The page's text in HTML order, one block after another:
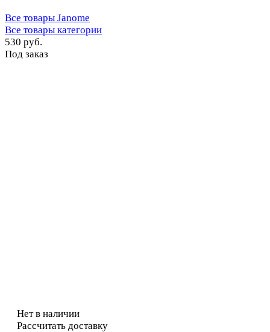
Все товары Janome
Все товары категории
530 руб.
Под заказ
Нет в наличии
Рассчитать доставку